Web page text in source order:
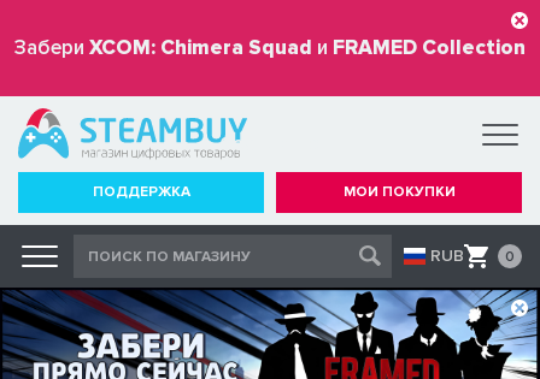
Забери XCOM: Chimera Squad и FRAMED Collection
бесплатно
ПОДДЕРЖКА МОИ ПОКУПКИ
RUB 0